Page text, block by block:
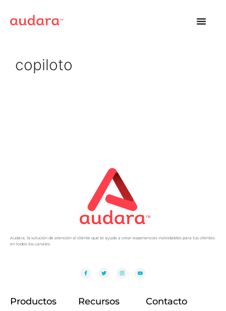
copiloto
Audara, la solución de atención al cliente que te ayuda a crear experiencias inolvidables para tus clientes
en todos los canales.
Productos Recursos Contacto